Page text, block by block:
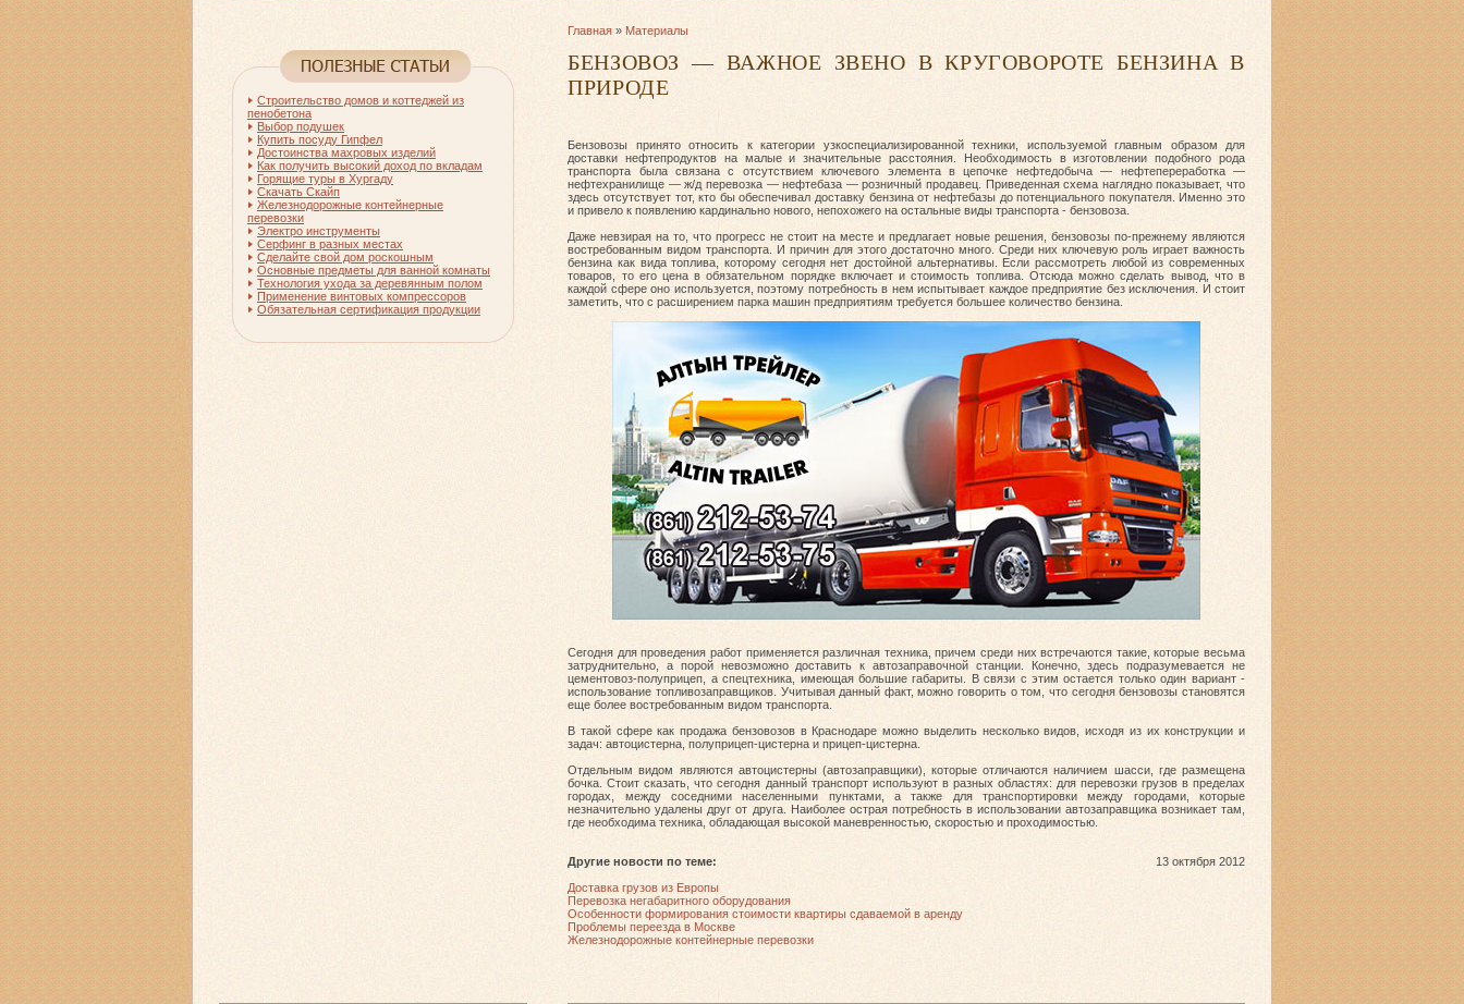
Главная » Материалы
БЕНЗОВОЗ — ВАЖНОЕ ЗВЕНО В КРУГОВОРОТЕ БЕНЗИНА В
ПРИРОДЕ
Бензовозы принято относить к категории узкоспециализированной техники, используемой главным образом для
доставки нефтепродуктов на малые и значительные расстояния. Необходимость в изготовлении подобного рода
транспорта была связана с отсутствием ключевого элемента в цепочке нефтедобыча — нефтепереработка —
нефтехранилище — ж/д перевозка — нефтебаза — розничный продавец. Приведенная схема наглядно показывает, что
здесь отсутствует тот, кто бы обеспечивал доставку бензина от нефтебазы до потенциального покупателя. Именно это
и привело к появлению кардинально нового, непохожего на остальные виды транспорта - бензовоза.
Даже невзирая на то, что прогресс не стоит на месте и предлагает новые решения, бензовозы по-прежнему являются
востребованным видом транспорта. И причин для этого достаточно много. Среди них ключевую роль играет важность
бензина как вида топлива, которому сегодня нет достойной альтернативы. Если рассмотреть любой из современных
товаров, то его цена в обязательном порядке включает и стоимость топлива. Отсюда можно сделать вывод, что в
каждой сфере оно используется, поэтому потребность в нем испытывает каждое предприятие без исключения. И стоит
заметить, что с расширением парка машин предприятиям требуется большее количество бензина.
Сегодня для проведения работ применяется различная техника, причем среди них встречаются такие, которые весьма
затруднительно, а порой невозможно доставить к автозаправочной станции. Конечно, здесь подразумевается не
цементовоз-полуприцеп, а спецтехника, имеющая большие габариты. В связи с этим остается только один вариант -
использование топливозаправщиков. Учитывая данный факт, можно говорить о том, что сегодня бензовозы становятся
еще более востребованным видом транспорта.
В такой сфере как продажа бензовозов в Краснодаре можно выделить несколько видов, исходя из их конструкции и
задач: автоцистерна, полуприцеп-цистерна и прицеп-цистерна.
Отдельным видом являются автоцистерны (автозаправщики), которые отличаются наличием шасси, где размещена
бочка. Стоит сказать, что сегодня данный транспорт используют в разных областях: для перевозки грузов в пределах
городах, между соседними населенными пунктами, а также для транспортировки между городами, которые
незначительно удалены друг от друга. Наиболее острая потребность в использовании автозаправщика возникает там,
где необходима техника, обладающая высокой маневренностью, скоростью и проходимостью.
13 октября 2012
Другие новости по теме:
Доставка грузов из Европы
Перевозка негабаритного оборудования
Особенности формирования стоимости квартиры сдаваемой в аренду
Проблемы переезда в Москве
Железнодорожные контейнерные перевозки
Строительство домов и коттеджей из
пенобетона
Выбор подушек
Купить посуду Гипфел
Достоинства махровых изделий
Как получить высокий доход по вкладам
Горящие туры в Хургаду
Скачать Скайп
Железнодорожные контейнерные
перевозки
Электро инструменты
Серфинг в разных местах
Сделайте свой дом роскошным
Основные предметы для ванной комнаты
Технология ухода за деревянным полом
Применение винтовых компрессоров
Обязательная сертификация продукции